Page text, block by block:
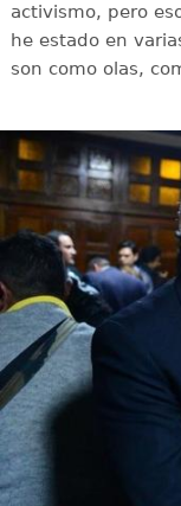
activismo, pero
he estado en
son como olas,